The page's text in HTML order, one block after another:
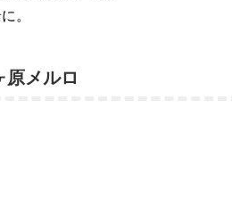
。
原メルロ